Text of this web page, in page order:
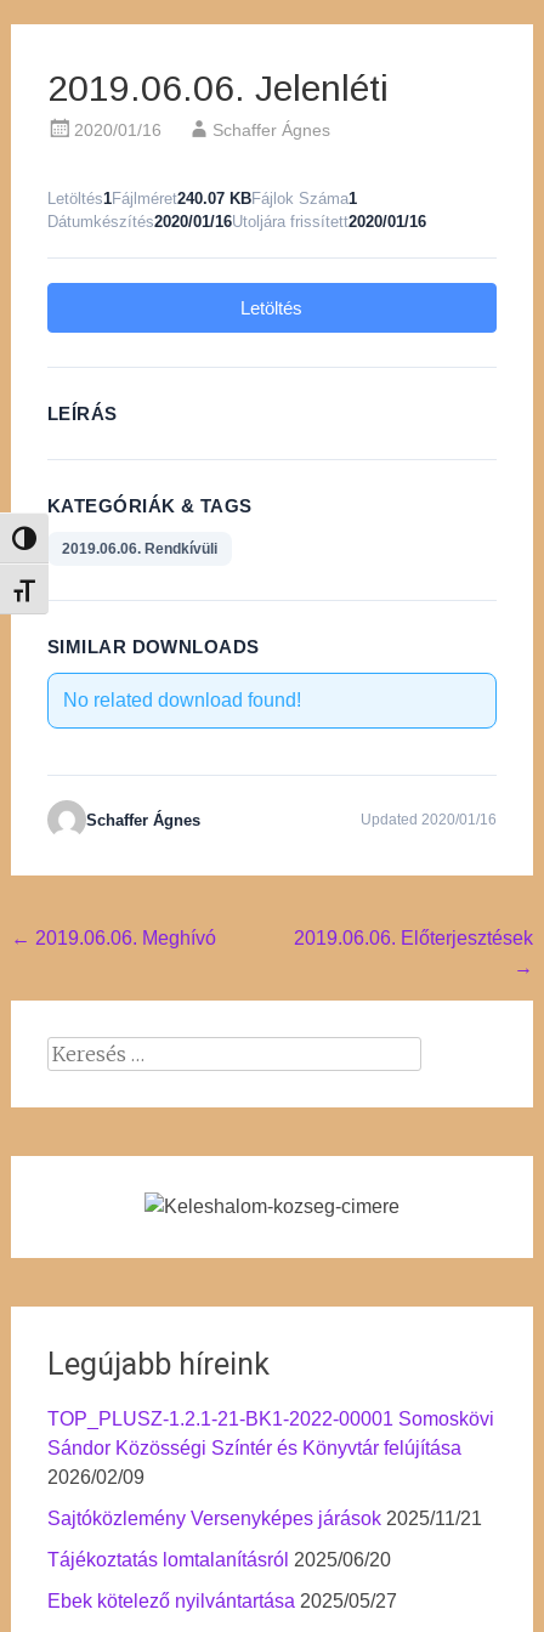
Nagy kontraszt váltása
Betűméret váltása
2019.06.06. Jelenléti
2020/01/16 Schaffer Ágnes
Letöltés1Fájlméret240.07 KBFájlok Száma1
Dátumkészítés2020/01/16Utoljára frissített2020/01/16
Letöltés
LEÍRÁS
KATEGÓRIÁK & TAGS
2019.06.06. Rendkívüli
SIMILAR DOWNLOADS
No related download found!
Schaffer Ágnes Updated 2020/01/16
Post
← 2019.06.06. Meghívó
2019.06.06. Előterjesztések
→
Keresés:
Legújabb híreink
TOP_PLUSZ-1.2.1-21-BK1-2022-00001 Somoskövi
Sándor Közösségi Színtér és Könyvtár felújítása
2026/02/09
Sajtóközlemény Versenyképes járások 2025/11/21
Tájékoztatás lomtalanításról 2025/06/20
Ebek kötelező nyilvántartása 2025/05/27